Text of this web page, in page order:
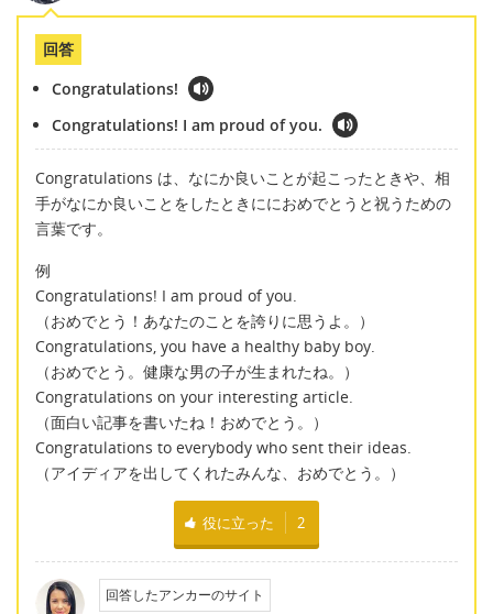
回答
Congratulations!
Congratulations! I am proud of you.
Congratulations は、なにか良いことが起こったときや、相
手がなにか良いことをしたときににおめでとうと祝うための
言葉です。
例
Congratulations! I am proud of you.
（おめでとう！あなたのことを誇りに思うよ。）
Congratulations, you have a healthy baby boy.
（おめでとう。健康な男の子が生まれたね。）
Congratulations on your interesting article.
（面白い記事を書いたね！おめでとう。）
Congratulations to everybody who sent their ideas.
（アイディアを出してくれたみんな、おめでとう。）
役に立った 2
回答したアンカーのサイト